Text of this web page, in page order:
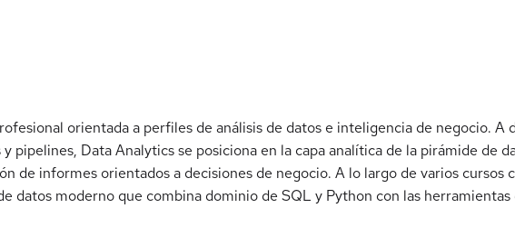
orientada a perfiles de análisis de datos e inteligencia de negocio. A
pipelines, Data Analytics se posiciona en la capa analítica de la pirámide de
de informes orientados a decisiones de negocio. A lo largo de varios
datos moderno que combina dominio de SQL y Python con las herramientas